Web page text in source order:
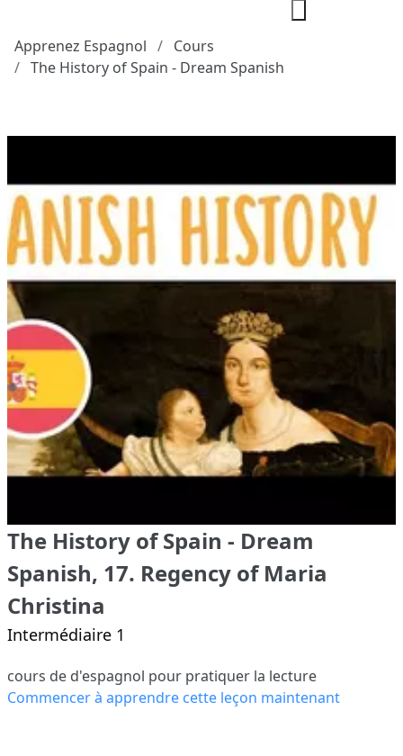
Apprenez Espagnol
Cours
The History of Spain - Dream Spanish
The History of Spain - Dream
Spanish, 17. Regency of Maria
Christina
Intermédiaire 1
cours de d'espagnol pour pratiquer la lecture
Commencer à apprendre cette leçon maintenant